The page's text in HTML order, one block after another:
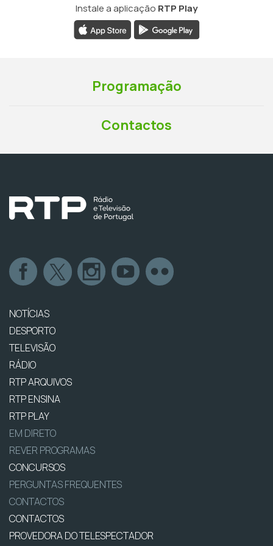
Instale a aplicação RTP Play
Programação
Contactos
NOTÍCIAS
DESPORTO
TELEVISÃO
RÁDIO
RTP ARQUIVOS
RTP ENSINA
RTP PLAY
EM DIRETO
REVER PROGRAMAS
CONCURSOS
PERGUNTAS FREQUENTES
CONTACTOS
CONTACTOS
PROVEDORA DO TELESPECTADOR